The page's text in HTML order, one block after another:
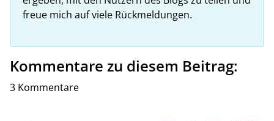
freue mich auf viele Rückmeldungen.
Kommentare zu diesem Beitrag:
3 Kommentare